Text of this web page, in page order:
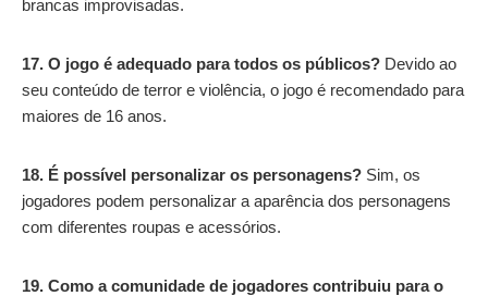
brancas improvisadas.
17. O jogo é adequado para todos os públicos? Devido ao
seu conteúdo de terror e violência, o jogo é recomendado para
maiores de 16 anos.
18. É possível personalizar os personagens? Sim, os
jogadores podem personalizar a aparência dos personagens
com diferentes roupas e acessórios.
19. Como a comunidade de jogadores contribuiu para o